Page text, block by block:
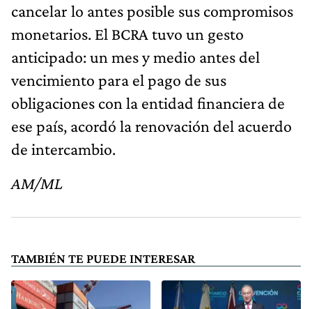
cancelar lo antes posible sus compromisos
monetarios. El BCRA tuvo un gesto
anticipado: un mes y medio antes del
vencimiento para el pago de sus
obligaciones con la entidad financiera de
ese país, acordó la renovación del acuerdo
de intercambio.
AM/ML
TAMBIÉN TE PUEDE INTERESAR